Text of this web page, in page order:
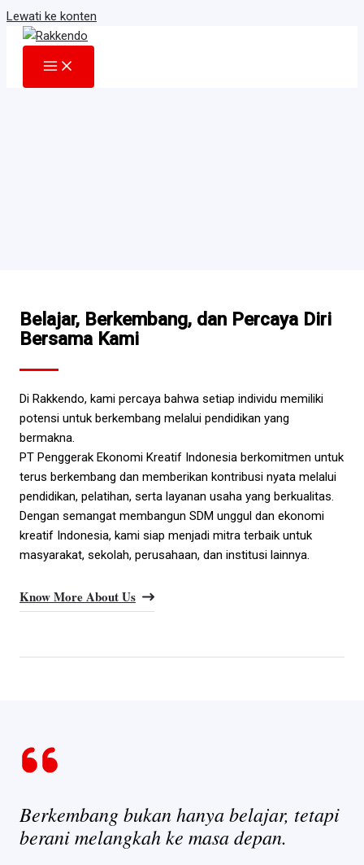
Lewati ke konten
Belajar, Berkembang, dan Percaya Diri
Bersama Kami
Di Rakkendo, kami percaya bahwa setiap individu memiliki
potensi untuk berkembang melalui pendidikan yang
bermakna.
PT Penggerak Ekonomi Kreatif Indonesia berkomitmen untuk
terus berkembang dan memberikan kontribusi nyata melalui
pendidikan, pelatihan, serta layanan usaha yang berkualitas.
Dengan semangat membangun SDM unggul dan ekonomi
kreatif Indonesia, kami siap menjadi mitra terbaik untuk
masyarakat, sekolah, perusahaan, dan institusi lainnya.
Know More About Us
Berkembang bukan hanya belajar, tetapi
berani melangkah ke masa depan.